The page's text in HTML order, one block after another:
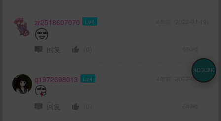
zr2518607070 Lv4
回复
q1972698013 Lv4 4年前 (2022-04-18)
回复
ACGCBK